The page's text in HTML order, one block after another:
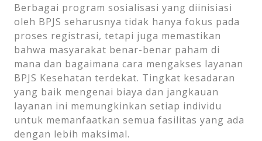
Berbagai program sosialisasi yang diinisiasi
oleh BPJS seharusnya tidak hanya fokus pada
proses registrasi, tetapi juga memastikan
bahwa masyarakat benar-benar paham di
mana dan bagaimana cara mengakses layanan
BPJS Kesehatan terdekat. Tingkat kesadaran
yang baik mengenai biaya dan jangkauan
layanan ini memungkinkan setiap individu
untuk memanfaatkan semua fasilitas yang ada
dengan lebih maksimal.